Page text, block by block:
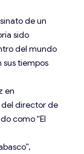
de un
sido
del mundo
sus tiempos
en
del director de
como “El